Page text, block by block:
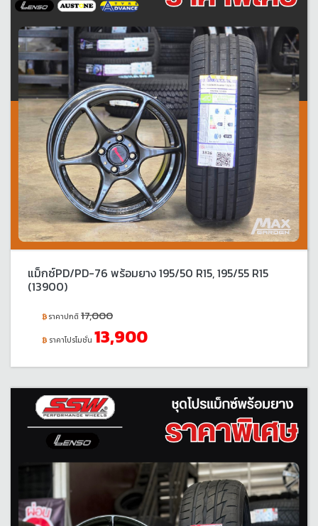
แม็กซ์PD/PD-76 พร้อมยาง 195/50 R15, 195/55 R15
(13900)
ราคาปกติ 17,000
ราคาโปรโมชั่น 13,900